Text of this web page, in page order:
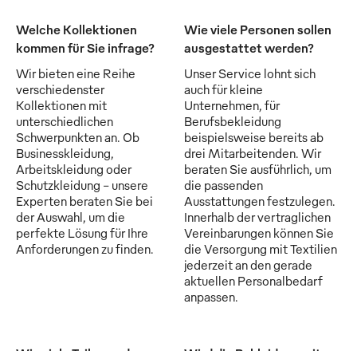
Welche Kollektionen
kommen für Sie infrage?
Wir bieten eine Reihe
verschiedenster
Kollektionen mit
unterschiedlichen
Schwerpunkten an. Ob
Businesskleidung,
Arbeitskleidung oder
Schutzkleidung - unsere
Experten beraten Sie bei
der Auswahl, um die
perfekte Lösung für Ihre
Anforderungen zu finden.
Wie viele Personen sollen
ausgestattet werden?
Unser Service lohnt sich
auch für kleine
Unternehmen, für
Berufsbekleidung
beispielsweise bereits ab
drei Mitarbeitenden. Wir
beraten Sie ausführlich, um
die passenden
Ausstattungen festzulegen.
Innerhalb der vertraglichen
Vereinbarungen können Sie
die Versorgung mit Textilien
jederzeit an den gerade
aktuellen Personalbedarf
anpassen.